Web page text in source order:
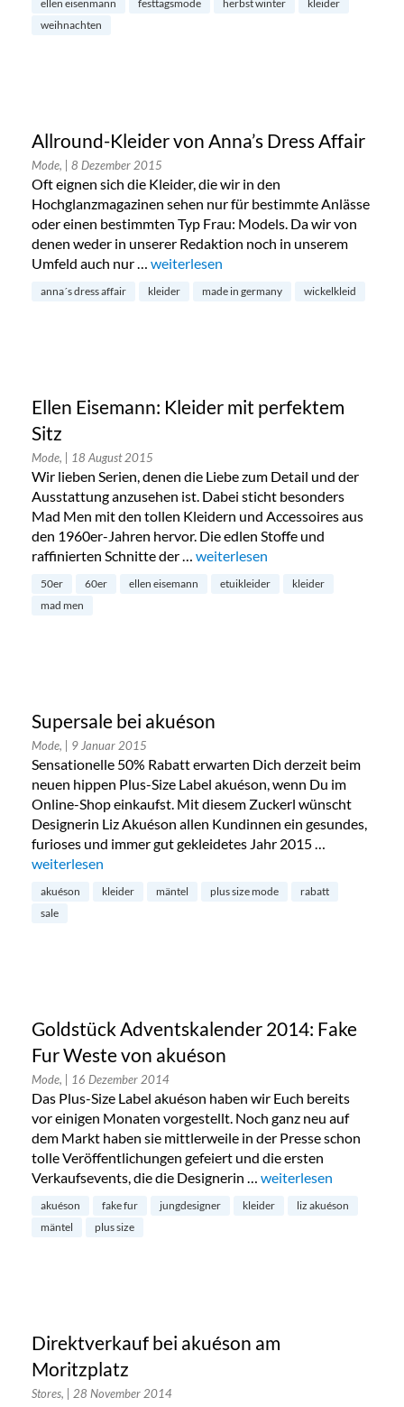
ellen eisenmann festtagsmode herbst winter
kleider
weihnachten
Allround-Kleider von Anna’s Dress Affair
Mode, | 8 Dezember 2015
Oft eignen sich die Kleider, die wir in den
Hochglanzmagazinen sehen nur für bestimmte Anlässe
oder einen bestimmten Typ Frau: Models. Da wir von
denen weder in unserer Redaktion noch in unserem
Umfeld auch nur … „Allround-Kleider von Anna’s Dress
weiterlesen
anna´s dress affair kleider made in germany wickelkleid
Ellen Eisemann: Kleider mit perfektem
Sitz
Mode, | 18 August 2015
Wir lieben Serien, denen die Liebe zum Detail und der
Ausstattung anzusehen ist. Dabei sticht besonders
Mad Men mit den tollen Kleidern und Accessoires aus
den 1960er-Jahren hervor. Die edlen Stoffe und
raffinierten Schnitte der … „Ellen Eisemann: Kleider mit
weiterlesen
50er 60er ellen eisemann etuikleider
kleider
mad men
Supersale bei akuéson
Mode, | 9 Januar 2015
Sensationelle 50% Rabatt erwarten Dich derzeit beim
neuen hippen Plus-Size Label akuéson, wenn Du im
Online-Shop einkaufst. Mit diesem Zuckerl wünscht
Designerin Liz Akuéson allen Kundinnen ein gesundes,
furioses und immer gut gekleidetes Jahr 2015 …
„Supersale bei akuéson“
weiterlesen
akuéson kleider mäntel plus size mode
rabatt
sale
Goldstück Adventskalender 2014: Fake
Fur Weste von akuéson
Mode, | 16 Dezember 2014
Das Plus-Size Label akuéson haben wir Euch bereits
vor einigen Monaten vorgestellt. Noch ganz neu auf
dem Markt haben sie mittlerweile in der Presse schon
tolle Veröffentlichungen gefeiert und die ersten
Verkaufsevents, die die Designerin … „Goldstück
weiterlesen
akuéson fake fur jungdesigner kleider
liz akuéson
mäntel
plus size
Direktverkauf bei akuéson am
Moritzplatz
Stores, | 28 November 2014